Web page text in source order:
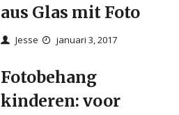
aus Glas mit Foto
Jesse januari 3, 2017
Fotobehang
kinderen: voor